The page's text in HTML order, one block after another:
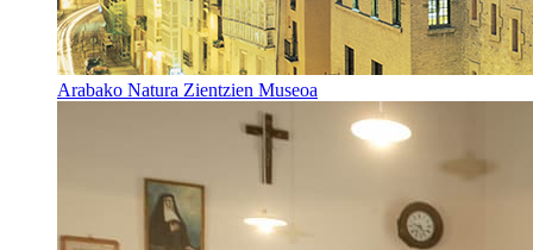
Arabako Natura Zientzien Museoa